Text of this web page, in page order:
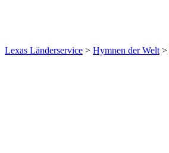
Lexas Länderservice > Hymnen der Welt >